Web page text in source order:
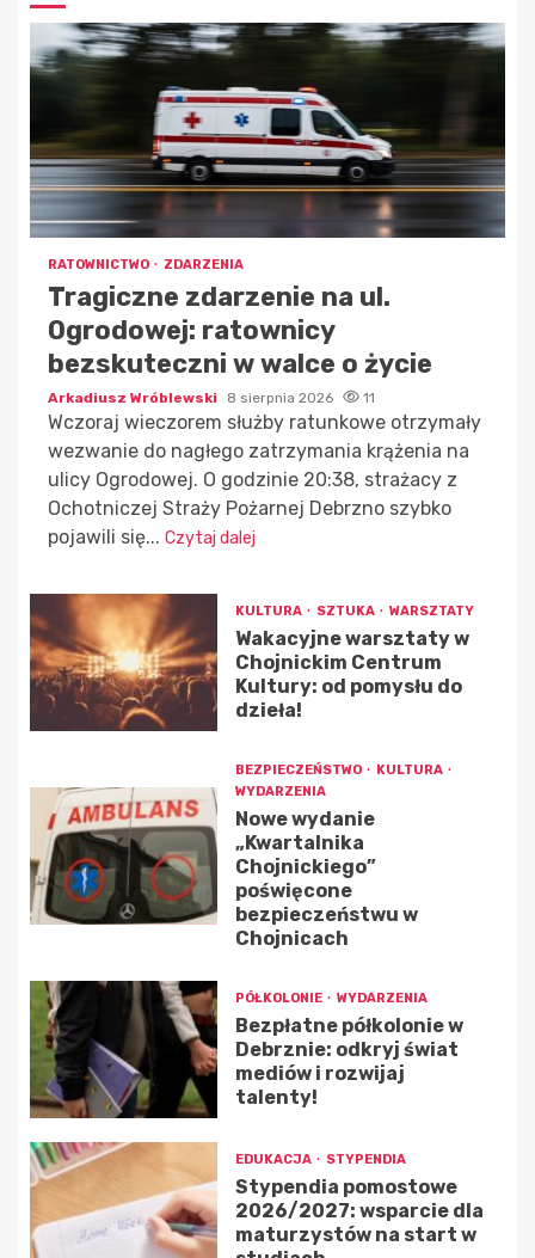
RATOWNICTWO ZDARZENIA
Tragiczne zdarzenie na ul.
Ogrodowej: ratownicy
bezskuteczni w walce o życie
Arkadiusz Wróblewski 8 sierpnia 2026 11
Wczoraj wieczorem służby ratunkowe otrzymały
wezwanie do nagłego zatrzymania krążenia na
ulicy Ogrodowej. O godzinie 20:38, strażacy z
Ochotniczej Straży Pożarnej Debrzno szybko
pojawili się... Czytaj dalej
KULTURA SZTUKA WARSZTATY
Wakacyjne warsztaty w
Chojnickim Centrum
Kultury: od pomysłu do
dzieła!
BEZPIECZEŃSTWO
KULTURA
WYDARZENIA
Nowe wydanie
„Kwartalnika
Chojnickiego”
poświęcone
bezpieczeństwu w
Chojnicach
PÓŁKOLONIE WYDARZENIA
Bezpłatne półkolonie w
Debrznie: odkryj świat
mediów i rozwijaj
talenty!
EDUKACJA STYPENDIA
Stypendia pomostowe
2026/2027: wsparcie dla
maturzystów na start w